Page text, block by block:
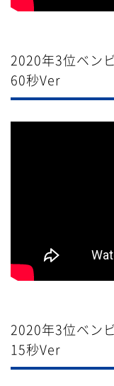
2020年3位ベ
60秒Ver
2020年3位ベ
15秒Ver